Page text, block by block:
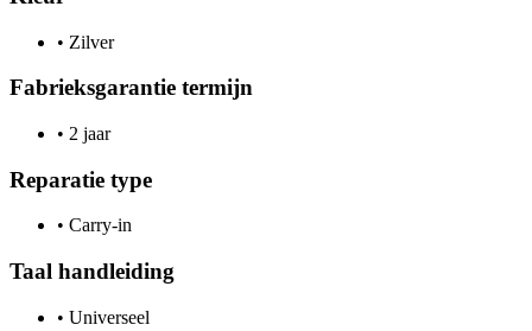
• Zilver
Fabrieksgarantie termijn
• 2 jaar
Reparatie type
• Carry-in
Taal handleiding
• Universeel